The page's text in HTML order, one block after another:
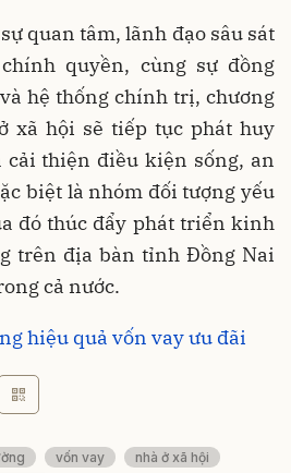
quan tâm, lãnh đạo sâu sát
quyền, cùng sự đồng
hệ thống chính trị, chương
xã hội sẽ tiếp tục phát huy
cải thiện điều kiện sống, an
biệt là nhóm đối tượng yếu
đó thúc đẩy phát triển kinh
trên địa bàn tỉnh Đồng Nai
cả nước.
hiệu quả vốn vay ưu đãi
vốn vay
nhà ở xã hội